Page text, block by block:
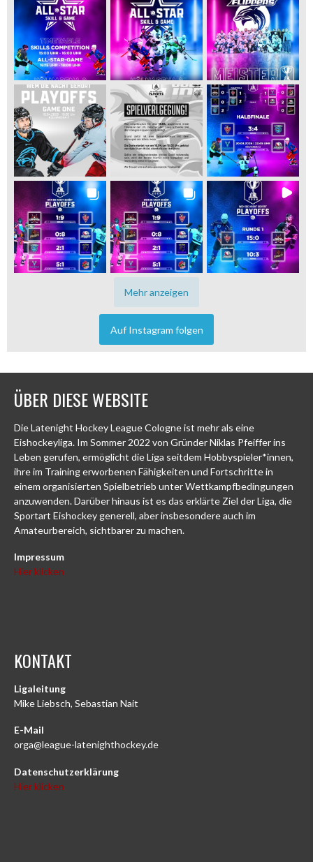
Mehr anzeigen
Auf Instagram folgen
ÜBER DIESE WEBSITE
Die Latenight Hockey League Cologne ist mehr als eine
Eishockeyliga. Im Sommer 2022 von Gründer Niklas Pfeiffer ins
Leben gerufen, ermöglicht die Liga seitdem Hobbyspieler*innen,
ihre im Training erworbenen Fähigkeiten und Fortschritte in
einem organisierten Spielbetrieb unter Wettkampfbedingungen
anzuwenden. Darüber hinaus ist es das erklärte Ziel der Liga, die
Sportart Eishockey generell, aber insbesondere auch im
Amateurbereich, sichtbarer zu machen.
Impressum
Hier klicken
KONTAKT
Ligaleitung
Mike Liebsch, Sebastian Nait
E-Mail
orga@league-latenighthockey.de
Datenschutzerklärung
Hier klicken